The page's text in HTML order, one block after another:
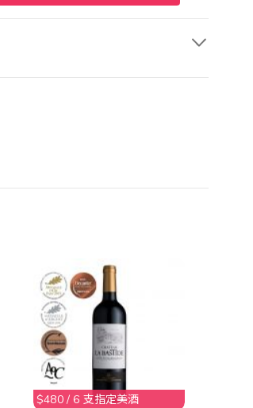
$480 / 6 支指定美酒